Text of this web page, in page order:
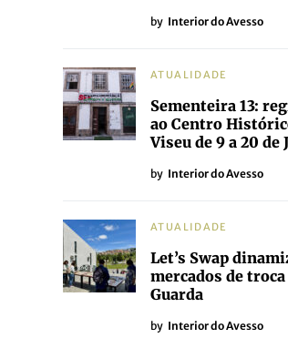
by Interior do Avesso
ATUALIDADE
Sementeira 13:
ao Centro
Viseu de 9 a 20 de
by Interior do Avesso
ATUALIDADE
Let’s Swap
mercados de troca
Guarda
by Interior do Avesso